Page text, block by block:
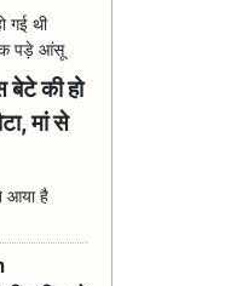
की हो
मां से
आया है